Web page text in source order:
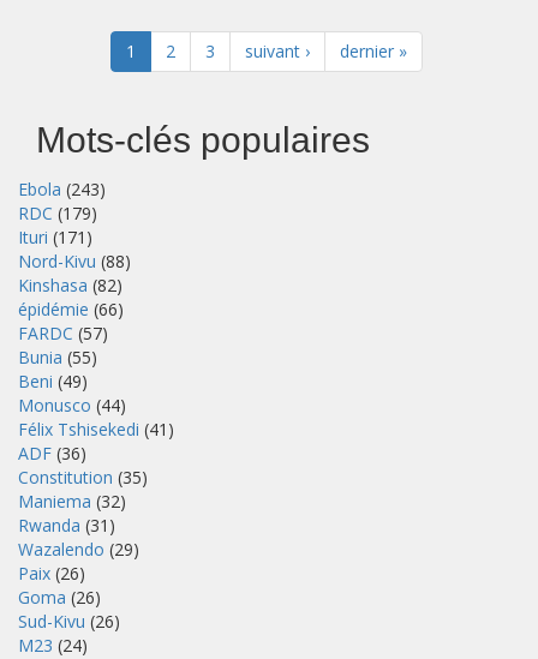
1 2 3 suivant › dernier »
Mots-clés populaires
Ebola (243)
RDC (179)
Ituri (171)
Nord-Kivu (88)
Kinshasa (82)
épidémie (66)
FARDC (57)
Bunia (55)
Beni (49)
Monusco (44)
Félix Tshisekedi (41)
ADF (36)
Constitution (35)
Maniema (32)
Rwanda (31)
Wazalendo (29)
Paix (26)
Goma (26)
Sud-Kivu (26)
M23 (24)